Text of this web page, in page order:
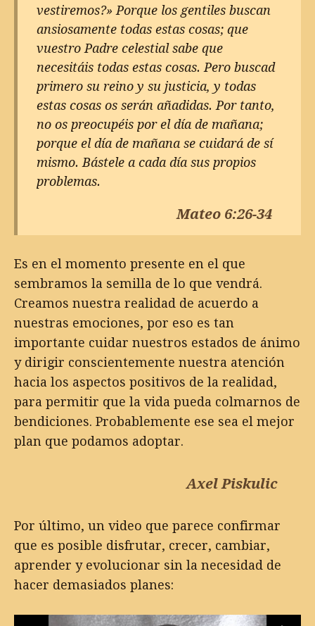
vestiremos?» Porque los gentiles buscan
ansiosamente todas estas cosas; que
vuestro Padre celestial sabe que
necesitáis todas estas cosas. Pero buscad
primero su reino y su justicia, y todas
estas cosas os serán añadidas. Por tanto,
no os preocupéis por el día de mañana;
porque el día de mañana se cuidará de sí
mismo. Bástele a cada día sus propios
problemas.
Mateo 6:26-34
Es en el momento presente en el que
sembramos la semilla de lo que vendrá.
Creamos nuestra realidad de acuerdo a
nuestras emociones, por eso es tan
importante cuidar nuestros estados de ánimo
y dirigir conscientemente nuestra atención
hacia los aspectos positivos de la realidad,
para permitir que la vida pueda colmarnos de
bendiciones. Probablemente ese sea el mejor
plan que podamos adoptar.
Axel Piskulic
Por último, un video que parece confirmar
que es posible disfrutar, crecer, cambiar,
aprender y evolucionar sin la necesidad de
hacer demasiados planes: